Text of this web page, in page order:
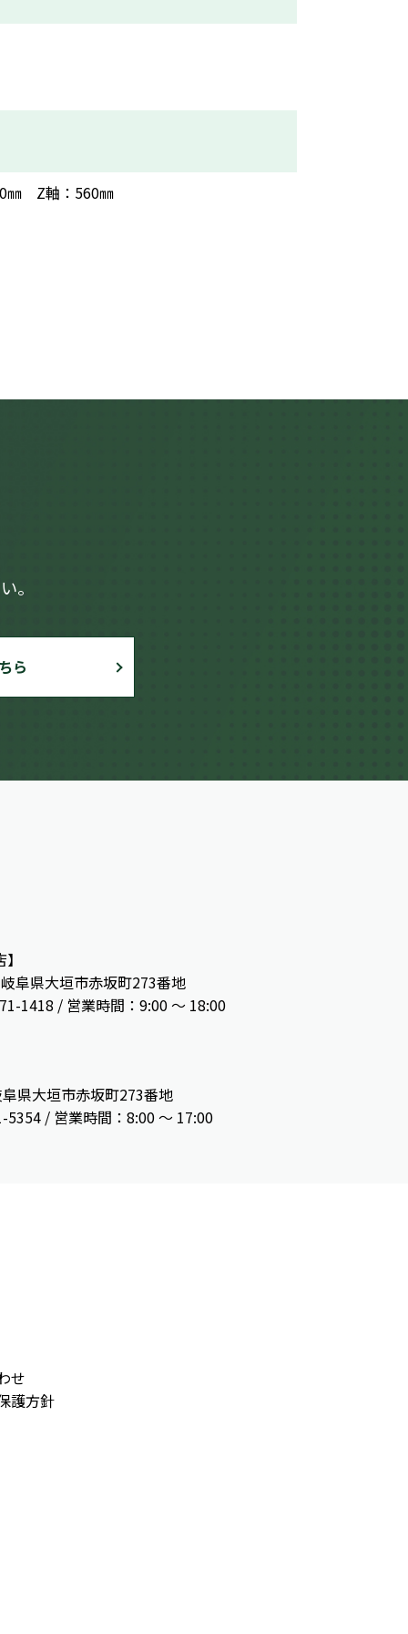
㎜ Z軸：560㎜
。
ら
阜県大垣市赤坂町273番地
1418 / 営業時間：9:00 ～ 18:00
県大垣市赤坂町273番地
5354 / 営業時間：8:00 〜 17:00
せ
護方針